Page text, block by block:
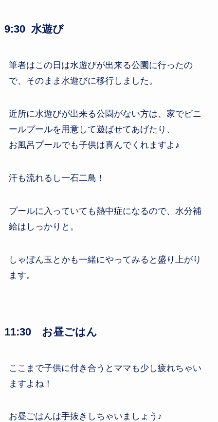
9:30 水遊び
筆者はこの日は水遊びが出来る公園に行ったの
で、そのまま水遊びに移行しました。
近所に水遊びが出来る公園がない方は、家でビニ
ールプールを用意して遊ばせてあげたり、
お風呂プールでも子供は喜んでくれますよ♪
汗も流れるし一石二鳥！
プールに入っていても熱中症になるので、水分補
給はしっかりと。
しゃぼん玉とかも一緒にやってみると盛り上がり
ます。
11:30 お昼ごはん
ここまで子供に付き合うとママも少し疲れちゃい
ますよね！
お昼ごはんは手抜きしちゃいましょう♪